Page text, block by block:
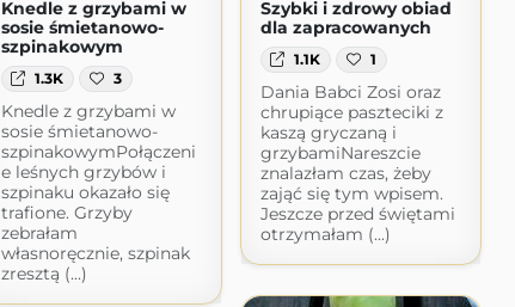
Knedle z grzybami w
sosie śmietanowo-
szpinakowym
1.3K 3
Knedle z grzybami w
sosie śmietanowo-
szpinakowymPołączeni
e leśnych grzybów i
szpinaku okazało się
trafione. Grzyby
zebrałam
własnoręcznie, szpinak
zresztą (...)
Szybki i zdrowy obiad
dla zapracowanych
1.1K 1
Dania Babci Zosi oraz
chrupiące paszteciki z
kaszą gryczaną i
grzybamiNareszcie
znalazłam czas, żeby
zająć się tym wpisem.
Jeszcze przed świętami
otrzymałam (...)